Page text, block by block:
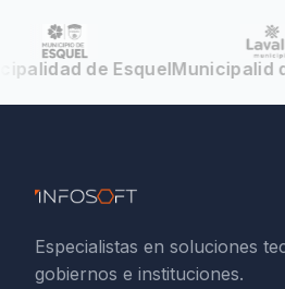
de EsquelMunicipalid
Especialistas en soluciones
gobiernos e instituciones.